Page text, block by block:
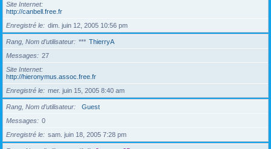
Site Internet
http://canbell.free.fr
Enregistré le
dim. juin 12, 2005 10:56 pm
Rang, Nom d’utilisateur *** ThierryA
Messages
27
Site Internet
http://hieronymus.assoc.free.fr
Enregistré le
mer. juin 15, 2005 8:40 am
Rang, Nom d’utilisateur
Guest
Messages
0
Enregistré le
sam. juin 18, 2005 7:28 pm